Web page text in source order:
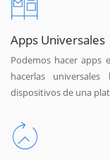
Apps Universales
Podemos hacer apps
hacerlas
dispositivos de una